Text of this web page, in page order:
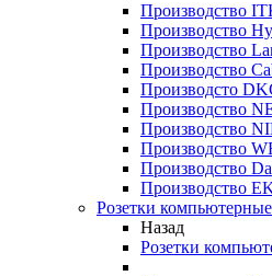
Производство
Производство
Производство
Производство
Производсто
Производство
Производство
Производство
Производство
Производство
Розетки
Назад
Розетки